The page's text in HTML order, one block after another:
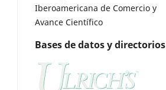
Iberoamericana de Comercio y
Avance Científico
Bases de datos y directorios